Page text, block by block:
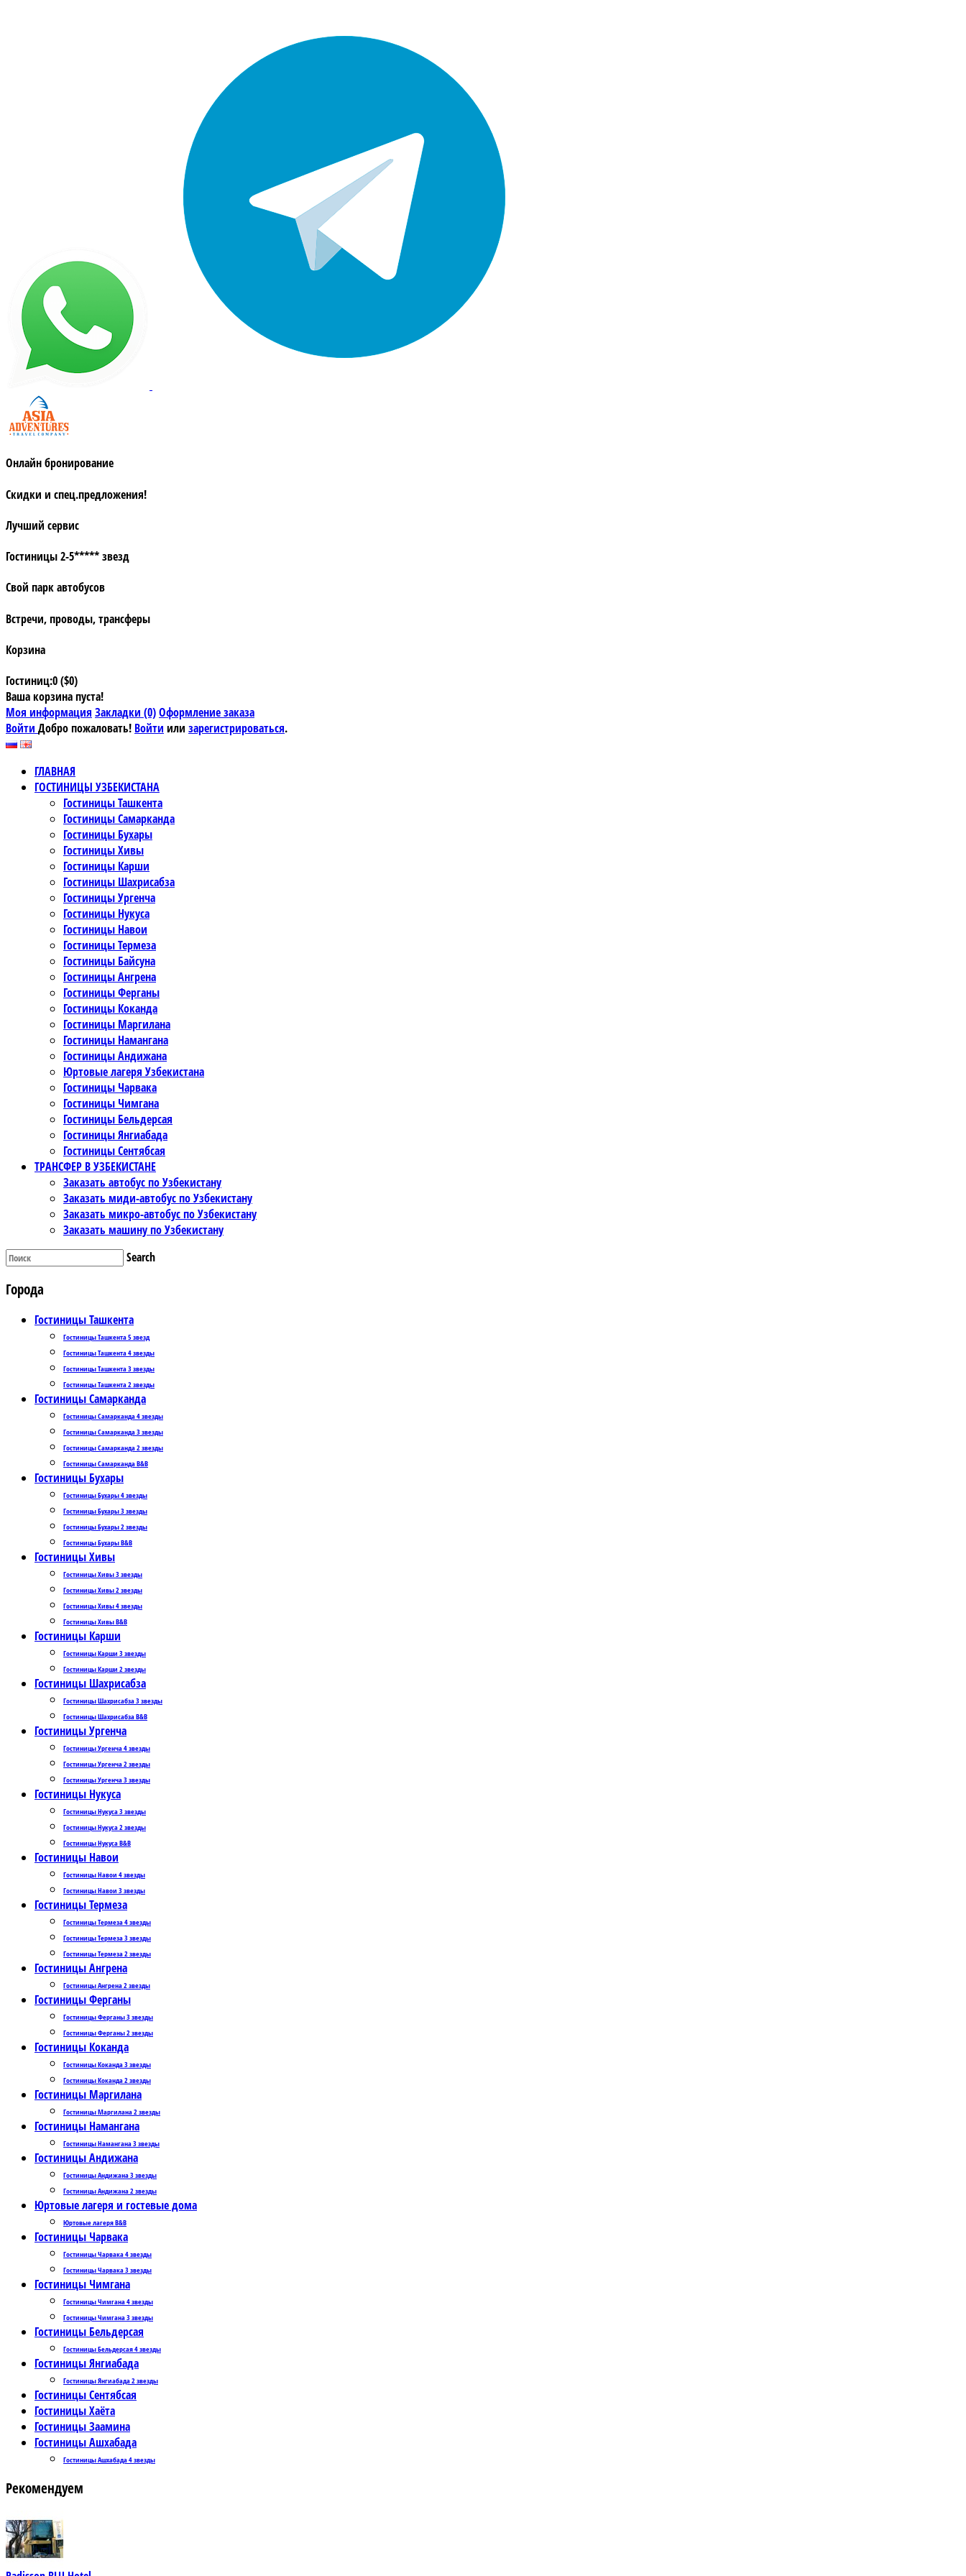
Онлайн бронирование
Скидки и спец.предложения!
Лучший сервис
Гостиницы 2-5***** звезд
Свой парк автобусов
Встречи, проводы, трансферы
Корзина
Гостиниц:0 ($0)
Ваша корзина пуста!
Моя информация Закладки (0)Оформление заказа
Войти Добро пожаловать! Войти или зарегистрироваться.
ГЛАВНАЯ
ГОСТИНИЦЫ УЗБЕКИСТАНА
Гостиницы Ташкента
Гостиницы Самарканда
Гостиницы Бухары
Гостиницы Хивы
Гостиницы Карши
Гостиницы Шахрисабза
Гостиницы Ургенча
Гостиницы Нукуса
Гостиницы Навои
Гостиницы Термеза
Гостиницы Байсуна
Гостиницы Ангрена
Гостиницы Ферганы
Гостиницы Коканда
Гостиницы Маргилана
Гостиницы Намангана
Гостиницы Андижана
Юртовые лагеря Узбекистана
Гостиницы Чарвака
Гостиницы Чимгана
Гостиницы Бельдерсая
Гостиницы Янгиабада
Гостиницы Сентябсая
ТРАНСФЕР В УЗБЕКИСТАНЕ
Заказать автобус по Узбекистану
Заказать миди-автобус по Узбекистану
Заказать микро-автобус по Узбекистану
Заказать машину по Узбекистану
Search
Города
Гостиницы Ташкента
Гостиницы Ташкента 5 звезд
Гостиницы Ташкента 4 звезды
Гостиницы Ташкента 3 звезды
Гостиницы Ташкента 2 звезды
Гостиницы Самарканда
Гостиницы Самарканда 4 звезды
Гостиницы Самарканда 3 звезды
Гостиницы Самарканда 2 звезды
Гостиницы Самарканда B&B
Гостиницы Бухары
Гостиницы Бухары 4 звезды
Гостиницы Бухары 3 звезды
Гостиницы Бухары 2 звезды
Гостиницы Бухары B&B
Гостиницы Хивы
Гостиницы Хивы 3 звезды
Гостиницы Хивы 2 звезды
Гостиницы Хивы 4 звезды
Гостиницы Хивы B&B
Гостиницы Карши
Гостиницы Карши 3 звезды
Гостиницы Карши 2 звезды
Гостиницы Шахрисабза
Гостиницы Шахрисабза 3 звезды
Гостиницы Шахрисабза B&B
Гостиницы Ургенча
Гостиницы Ургенча 4 звезды
Гостиницы Ургенча 2 звезды
Гостиницы Ургенча 3 звезды
Гостиницы Нукуса
Гостиницы Нукуса 3 звезды
Гостиницы Нукуса 2 звезды
Гостиницы Нукуса B&B
Гостиницы Навои
Гостиницы Навои 4 звезды
Гостиницы Навои 3 звезды
Гостиницы Термеза
Гостиницы Термеза 4 звезды
Гостиницы Термеза 3 звезды
Гостиницы Термеза 2 звезды
Гостиницы Ангрена
Гостиницы Ангрена 2 звезды
Гостиницы Ферганы
Гостиницы Ферганы 3 звезды
Гостиницы Ферганы 2 звезды
Гостиницы Коканда
Гостиницы Коканда 3 звезды
Гостиницы Коканда 2 звезды
Гостиницы Маргилана
Гостиницы Маргилана 2 звезды
Гостиницы Намангана
Гостиницы Намангана 3 звезды
Гостиницы Андижана
Гостиницы Андижана 3 звезды
Гостиницы Андижана 2 звезды
Юртовые лагеря и гостевые дома
Юртовые лагеря B&B
Гостиницы Чарвака
Гостиницы Чарвака 4 звезды
Гостиницы Чарвака 3 звезды
Гостиницы Чимгана
Гостиницы Чимгана 4 звезды
Гостиницы Чимгана 3 звезды
Гостиницы Бельдерсая
Гостиницы Бельдерсая 4 звезды
Гостиницы Янгиабада
Гостиницы Янгиабада 2 звезды
Гостиницы Сентябсая
Гостиницы Хаёта
Гостиницы Заамина
Гостиницы Ашхабада
Гостиницы Ашхабада 4 звезды
Рекомендуем